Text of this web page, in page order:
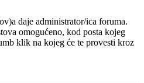
daje administrator/ica foruma.
omogućeno, kod posta kojeg
klik na kojeg će te provesti kroz